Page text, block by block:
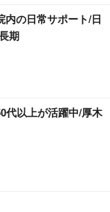
の日常サポート/日
期
代以上が活躍中/厚木